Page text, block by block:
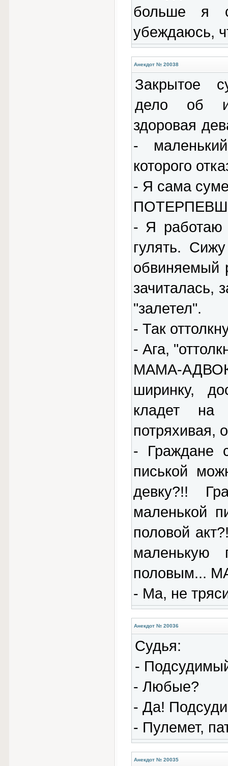
больше я
yбеждаюсь,
Анекдот № 20038
Закрытое
дело об
здоровая
-
которого
- Я сама
- Я работаю
гулять.
обвиняемый
зачиталась,
"залетел".
- Так
- Ага,
МАМА-
ширинку,
кладет
потряхивая,
- Граждане
писькой
девку?!!
маленькой
половой
маленькую
половым...
- Ма, не
Анекдот № 20036
Судья:
-
- Любые?
- Да!
- Пулемет,
Анекдот № 20035